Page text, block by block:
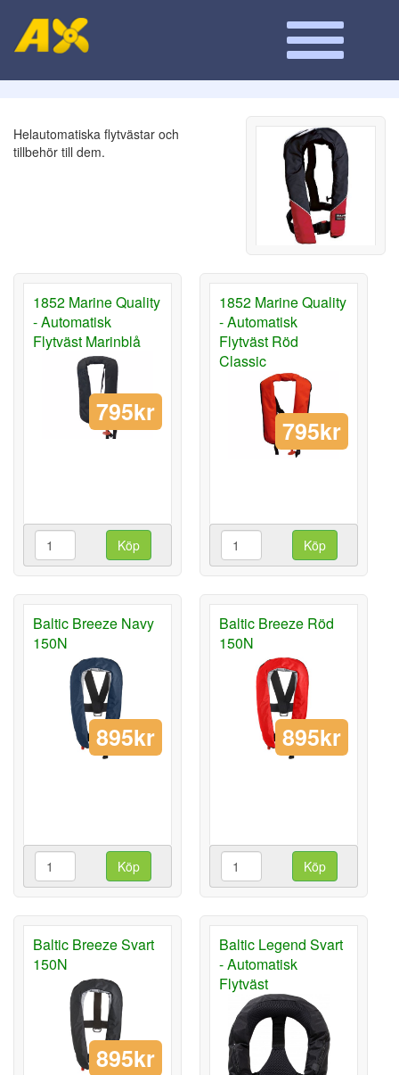
Helautomatiska flytvästar och
tillbehör till dem.
1852 Marine Quality
- Automatisk
Flytväst Marinblå
795kr
Köp
1852 Marine Quality
- Automatisk
Flytväst Röd
Classic
795kr
Köp
Baltic Breeze Navy
150N
895kr
Köp
Baltic Breeze Röd
150N
895kr
Köp
Baltic Breeze Svart
150N
895kr
Baltic Legend Svart
- Automatisk
Flytväst